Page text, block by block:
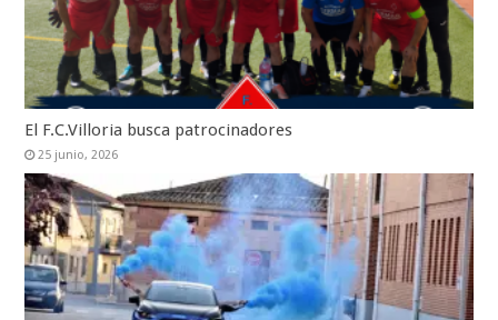
El F.C.Villoria busca patrocinadores
25 junio, 2026